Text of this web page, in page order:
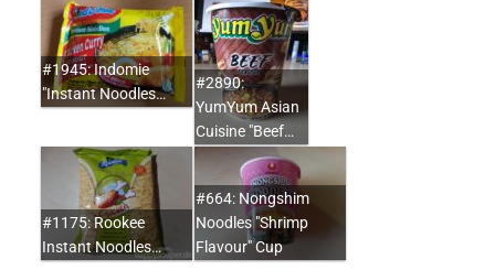
#1945: Indomie
"Instant Noodles…
#2890:
YumYum Asian
Cuisine "Beef…
#1175: Rookee
Instant Noodles…
#664: Nongshim
Noodles "Shrimp
Flavour" Cup